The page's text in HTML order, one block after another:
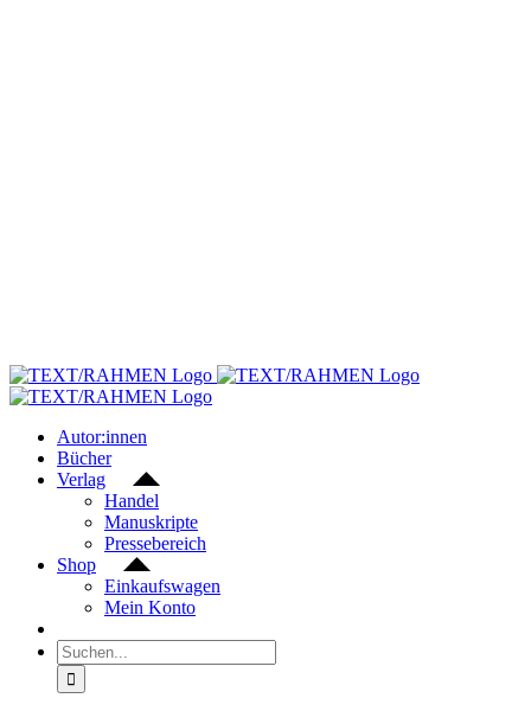
Autor:innen
Bücher
Verlag
Handel
Manuskripte
Pressebereich
Shop
Einkaufswagen
Mein Konto
Suche
nach: